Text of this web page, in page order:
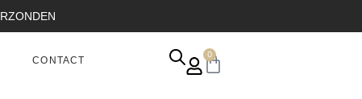
CONTACT
0